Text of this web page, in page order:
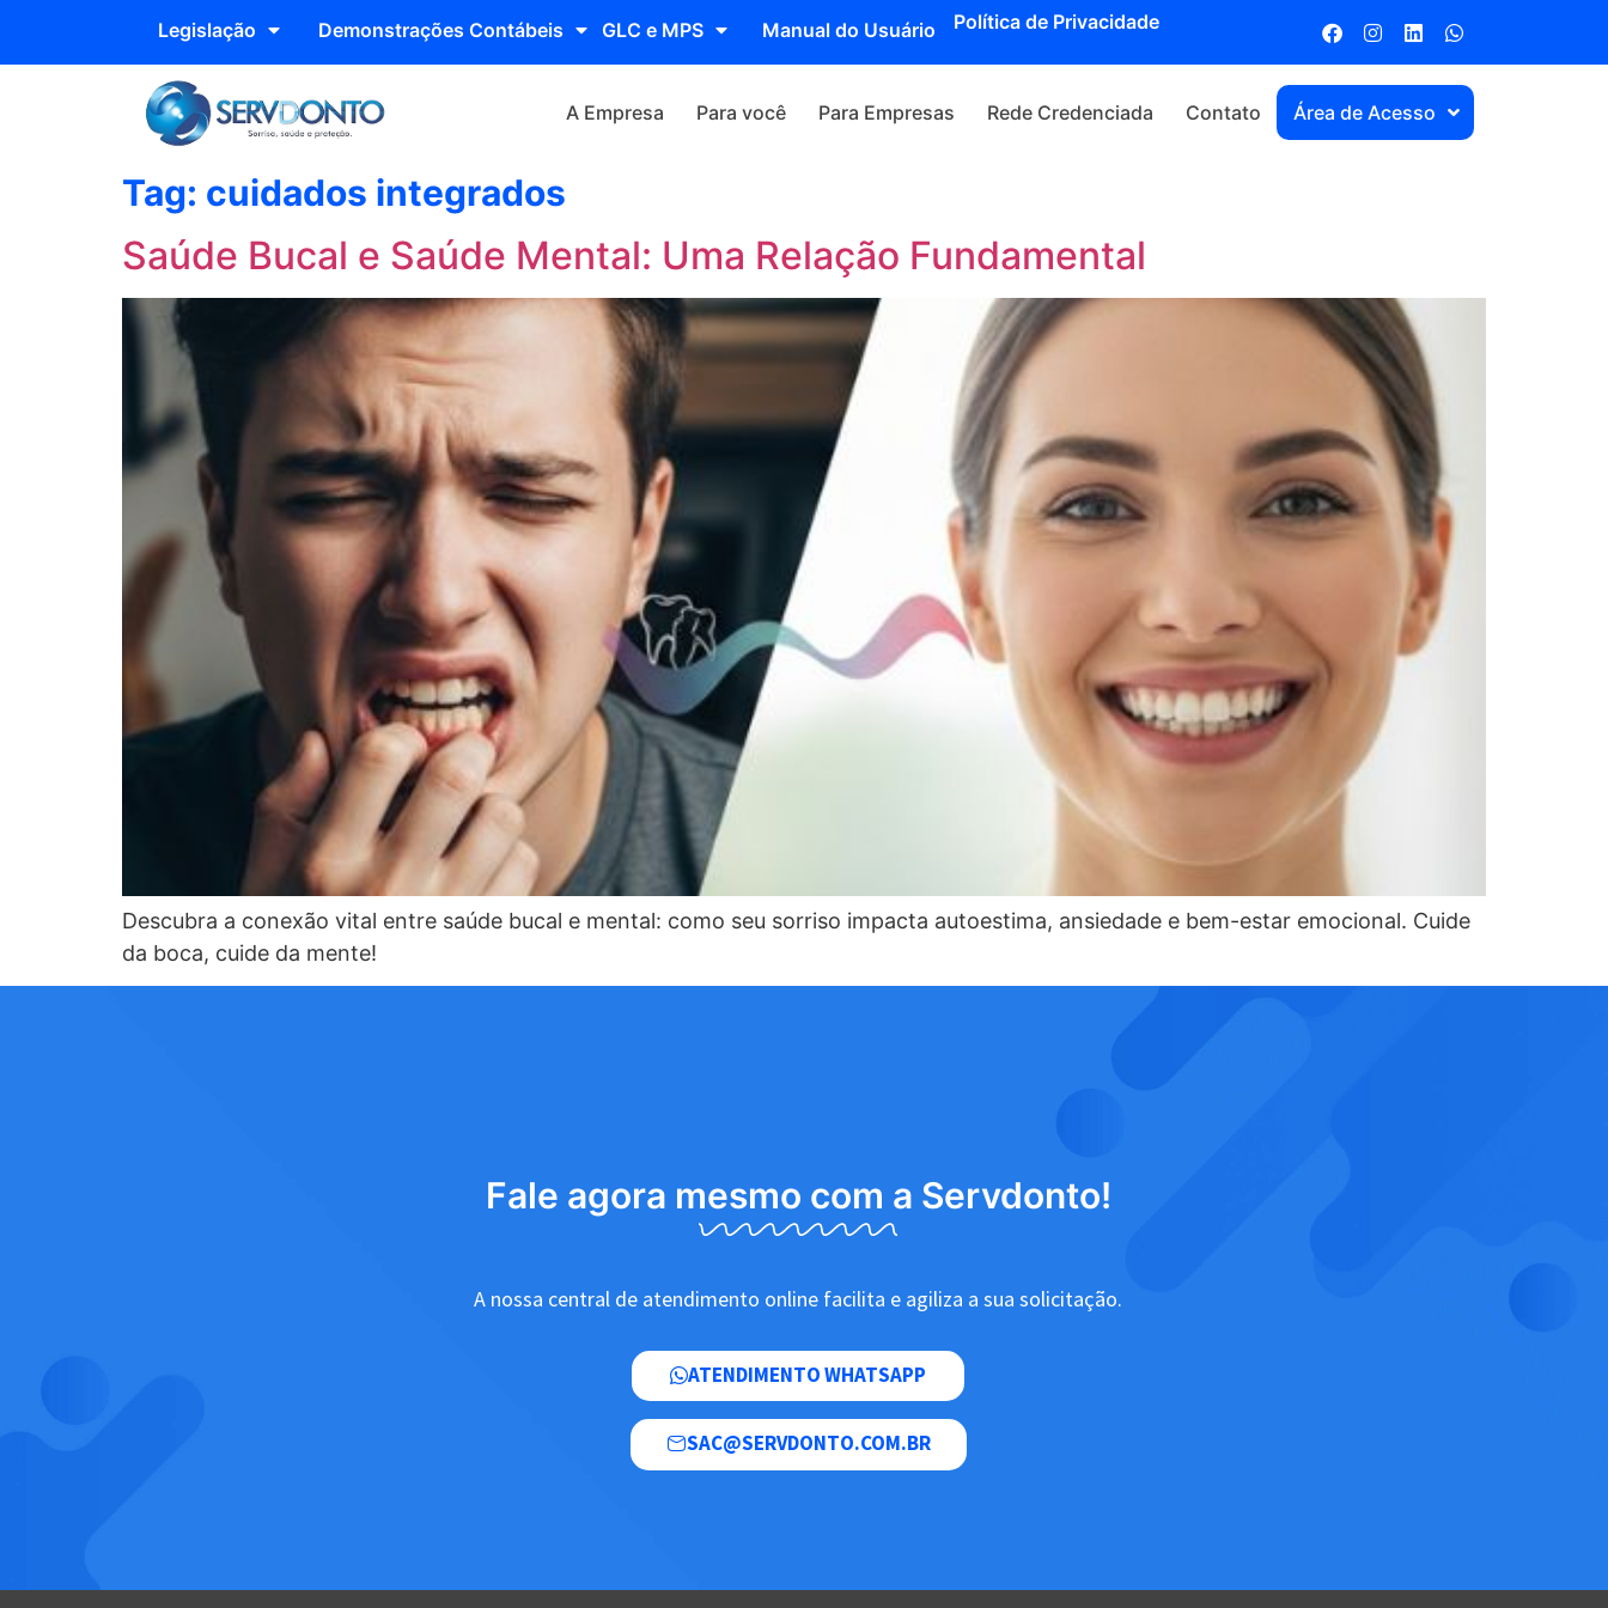
Legislação Demonstrações Contábeis GLC e MPS Manual do Usuário Política de Privacidade
A Empresa Para você Para Empresas Rede Credenciada Contato Área de Acesso
Tag: cuidados integrados
Saúde Bucal e Saúde Mental: Uma Relação Fundamental
Descubra a conexão vital entre saúde bucal e mental: como seu sorriso impacta autoestima, ansiedade e bem-estar emocional. Cuide
da boca, cuide da mente!
Fale agora mesmo com a Servdonto!
A nossa central de atendimento online facilita e agiliza a sua solicitação.
ATENDIMENTO WHATSAPP
SAC@SERVDONTO.COM.BR